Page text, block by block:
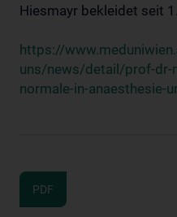
Hiesmayr bekleidet seit
https://
uns/news/detail/prof-dr-
normale-in-anaesthesie-
PDF